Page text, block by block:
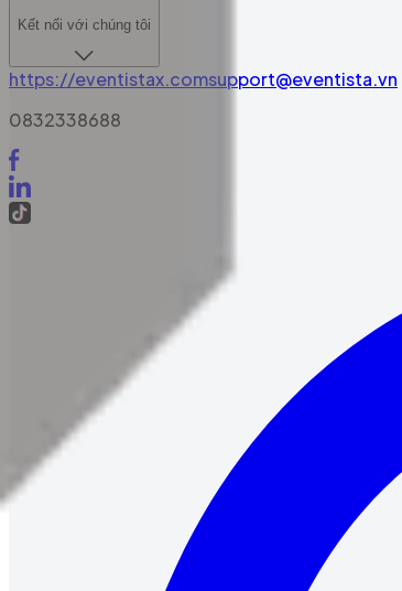
Kết nối với chúng tôi
https://eventistax.comsupport@eventista.vn
0832338688